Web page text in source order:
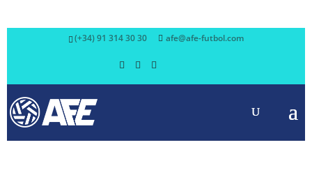
(+34) 91 314 30 30 afe@afe-futbol.com